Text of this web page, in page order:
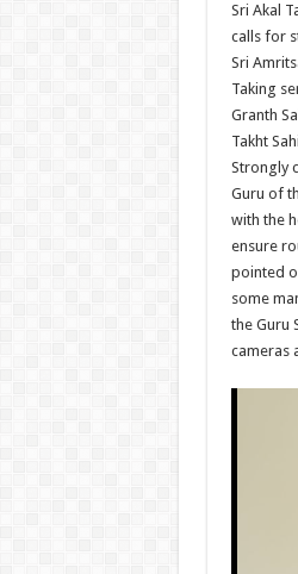
Sri Akal
calls for
Sri
Taking
Granth
Takht
Strongly
Guru of
with the
ensure
pointed
some
the Guru
cameras